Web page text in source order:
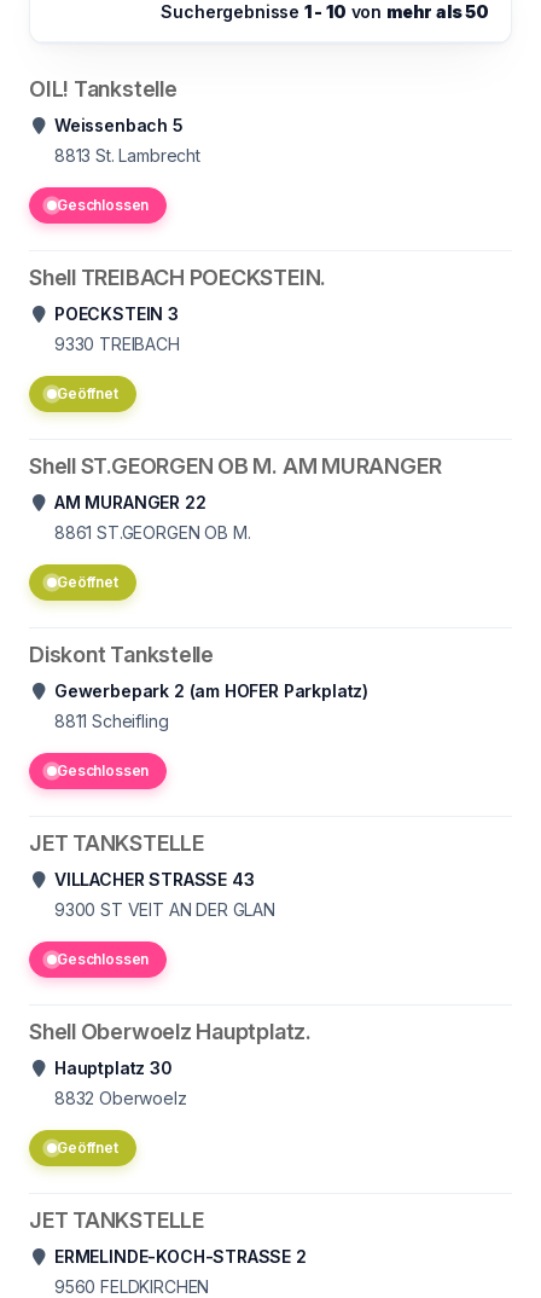
Suchergebnisse 1 - 10 von mehr als 50
OIL! Tankstelle
Weissenbach 5
8813 St. Lambrecht
Geschlossen
Shell TREIBACH POECKSTEIN.
POECKSTEIN 3
9330 TREIBACH
Geöffnet
Shell ST.GEORGEN OB M. AM MURANGER
AM MURANGER 22
8861 ST.GEORGEN OB M.
Geöffnet
Diskont Tankstelle
Gewerbepark 2 (am HOFER Parkplatz)
8811 Scheifling
Geschlossen
JET TANKSTELLE
VILLACHER STRASSE 43
9300 ST VEIT AN DER GLAN
Geschlossen
Shell Oberwoelz Hauptplatz.
Hauptplatz 30
8832 Oberwoelz
Geöffnet
JET TANKSTELLE
ERMELINDE-KOCH-STRASSE 2
9560 FELDKIRCHEN